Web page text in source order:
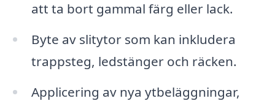
att ta bort gammal färg eller lack.
Byte av slitytor som kan inkludera
trappsteg, ledstänger och räcken.
Applicering av nya ytbeläggningar,